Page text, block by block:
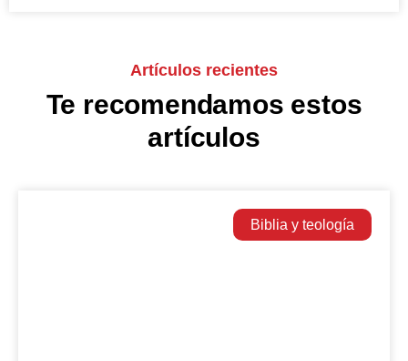
Artículos recientes
Te recomendamos estos
artículos
Biblia y teología